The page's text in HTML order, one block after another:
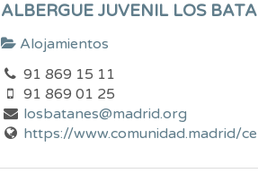
ALBERGUE JUVENIL LOS
Alojamientos
91 869 15 11
91 869 01 25
losbatanes@madrid.org
https://www.comunidad.madrid/